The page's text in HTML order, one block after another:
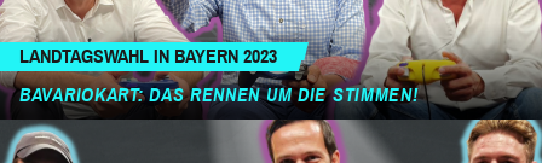
LANDTAGSWAHL IN BAYERN 2023
BAVARIOKART: DAS RENNEN UM DIE STIMMEN!